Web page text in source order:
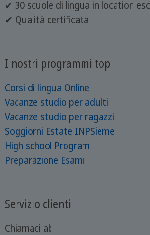
✔ 30 scuole di lingua in location
✔ Qualità certificata
I nostri programmi top
Corsi di lingua Online
Vacanze studio per adulti
Vacanze studio per ragazzi
Soggiorni Estate INPSieme
High school Program
Preparazione Esami
Servizio clienti
Chiamaci al: